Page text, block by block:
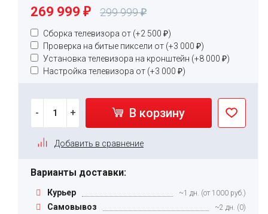
269 999 ₽ 299 999₽
Сборка телевизора от (+2 500 ₽)
Проверка на битые пиксели от (+3 000 ₽)
Установка телевизора на кронштейн (+8 000 ₽)
Настройка телевизора от (+3 000 ₽)
- + В корзину
Добавить в сравнение
Варианты доставки:
Курьер ~1 дн. (от 1000 руб.)
Самовывоз ~2 дн. (0)